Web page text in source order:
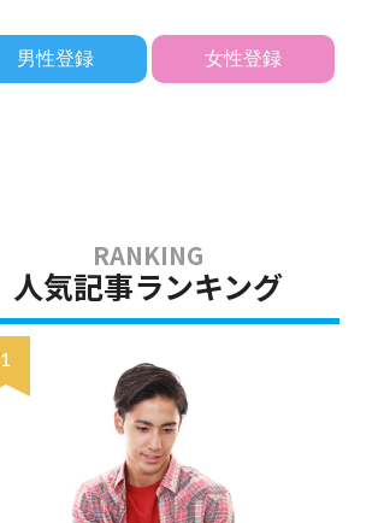
男性登録 女性登録
人気記事ランキング